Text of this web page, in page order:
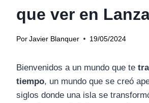
que ver en
Por Javier Blanquer 19/05/2024
Bienvenidos a un mundo que te
tiempo, un mundo que se creó
siglos donde una isla se